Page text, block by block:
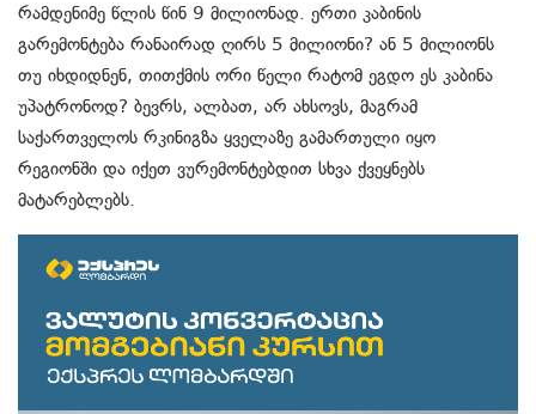
რამდენიმე წლის წინ 9 მილიონად. ერთი კაბინის
გარემონტება რანაირად ღირს 5 მილიონი? ან 5 მილიონს
თუ იხდიდნენ, თითქმის ორი წელი რატომ ეგდო ეს კაბინა
უპატრონოდ? ბევრს, ალბათ, არ ახსოვს, მაგრამ
საქართველოს რკინიგზა ყველაზე გამართული იყო
რეგიონში და იქეთ ვურემონტებდით სხვა ქვეყნებს
მატარებლებს.